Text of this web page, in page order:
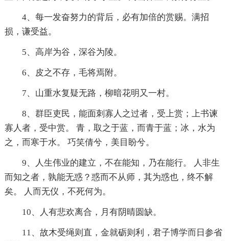
4、每一发奋努力的背后，必有加倍的赏赐。满招
损，谦受益。
5、高岸为谷，深谷为陵。
6、皮之不存，毛将焉附。
7、山重水复疑无路，柳暗花明又一村。
8、群臣吏民，能面刺寡人之过者，受上赏；上书谏
寡人者，受中赏。 青，取之于蓝，而青于蓝；冰，水为
之，而寒于水。 巧笑倩兮，美目盼兮。
9、人生伟业的建立，不在能知，乃在能行。 人非生
而知之者，孰能无惑？惑而不从师，其为惑也，终不解
矣。 人而无仪，不死何为。
10、人有悲欢离合，月有阴晴圆缺。
11、故木受绳则直，金就砺则利，君子博学而日参省